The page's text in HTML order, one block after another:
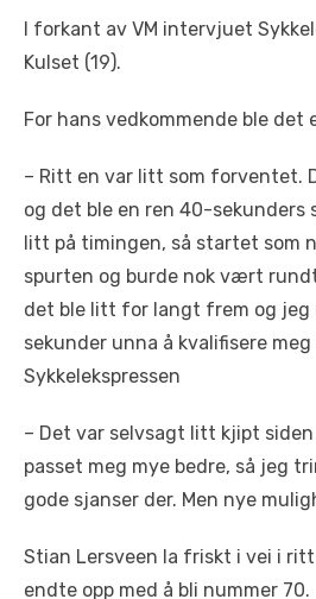
I forkant av VM intervjuet
Kulset (19).
For hans vedkommende ble det
– Ritt en var litt som forventet.
og det ble en ren 40-sekunders
litt på timingen, så startet som
spurten og burde nok vært
det ble litt for langt frem og jeg
sekunder unna å kvalifisere
Sykkelekspressen
– Det var selvsagt litt kjipt
passet meg mye bedre, så jeg
gode sjanser der. Men nye
Stian Lersveen la friskt i vei i
endte opp med å bli nummer 70.